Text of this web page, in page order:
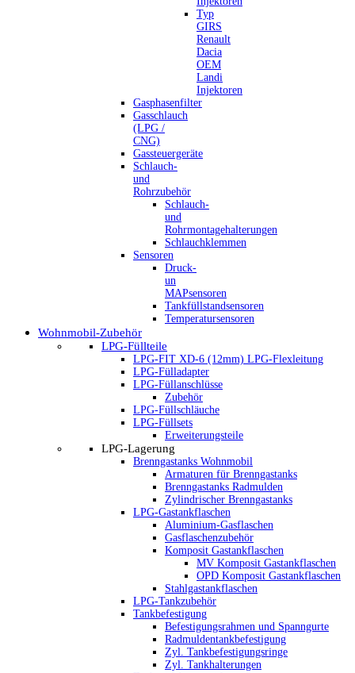
Typ
GIRS
Renault
Dacia
OEM
Landi
Injektoren
Gasphasenfilter
Gasschlauch
(LPG /
CNG)
Gassteuergeräte
Schlauch-
und
Rohrzubehör
Schlauch-
und
Rohrmontagehalterungen
Schlauchklemmen
Sensoren
Druck-
un
MAPsensoren
Tankfüllstandsensoren
Temperatursensoren
Wohnmobil-Zubehör
LPG-Füllteile
LPG-FIT XD-6 (12mm) LPG-Flexleitung
LPG-Fülladapter
LPG-Füllanschlüsse
Zubehör
LPG-Füllschläuche
LPG-Füllsets
Erweiterungsteile
LPG-Lagerung
Brenngastanks Wohnmobil
Armaturen für Brenngastanks
Brenngastanks Radmulden
Zylindrischer Brenngastanks
LPG-Gastankflaschen
Aluminium-Gasflaschen
Gasflaschenzubehör
Komposit Gastankflaschen
MV Komposit Gastankflaschen
OPD Komposit Gastankflaschen
Stahlgastankflaschen
LPG-Tankzubehör
Tankbefestigung
Befestigungsrahmen und Spanngurte
Radmuldentankbefestigung
Zyl. Tankbefestigungsringe
Zyl. Tankhalterungen